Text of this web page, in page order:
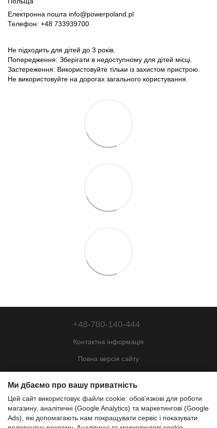
Електронна пошта info@powerpoland.pl
Телефон: +48 733939700
Не підходить для дітей до 3 років.
Попередження: Зберігати в недоступному для дітей місці.
Застереження: Використовуйте тільки із захистом пристрою.
Не використовуйте на дорогах загального користування.
+48-780-140-444
Контактна інформація
Повна версія сайту
Motohill Poland
Pl Укр Рус Eng
Ми дбаємо про вашу приватність
Цей сайт використовує файли cookie: обов’язкові для роботи
магазину, аналітичні (Google Analytics) та маркетингові (Google
Ads), які допомагають нам покращувати сервіс і показувати